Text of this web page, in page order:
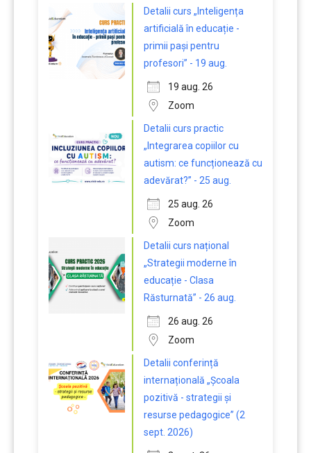
Detalii curs „Inteligența
artificială în educație -
primii pași pentru
profesori” - 19 aug.
19 aug. 26
Zoom
Detalii curs practic
„Integrarea copiilor cu
autism: ce funcționează cu
adevărat?” - 25 aug.
25 aug. 26
Zoom
Detalii curs național
„Strategii moderne în
educație - Clasa
Răsturnată” - 26 aug.
26 aug. 26
Zoom
Detalii conferință
internațională „Școala
pozitivă - strategii și
resurse pedagogice” (2
sept. 2026)